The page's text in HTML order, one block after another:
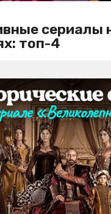
сериалы
топ-4